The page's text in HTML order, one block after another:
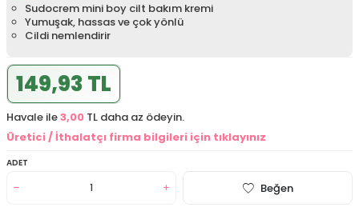
Sudocrem mini boy cilt bakım kremi
Yumuşak, hassas ve çok yönlü
Cildi nemlendirir
149,93 TL
Havale ile3,00 TL daha az ödeyin.
Üretici / İthalatçı firma bilgileri için tıklayınız
ADET
Beğen